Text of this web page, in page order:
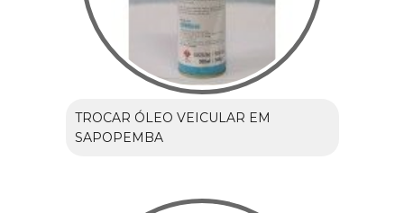
TROCAR ÓLEO VEICULAR EM
SAPOPEMBA